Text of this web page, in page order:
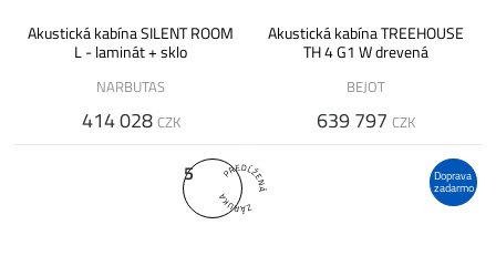
Akustická kabína SILENT ROOM
L - laminát + sklo
NARBUTAS
414 028 CZK
Akustická kabína TREEHOUSE
TH 4 G1 W drevená
BEJOT
639 797 CZK
5 Doprava
zadarmo